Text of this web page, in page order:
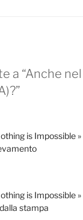
a “Anche
is Impossible
is Impossible
stampa